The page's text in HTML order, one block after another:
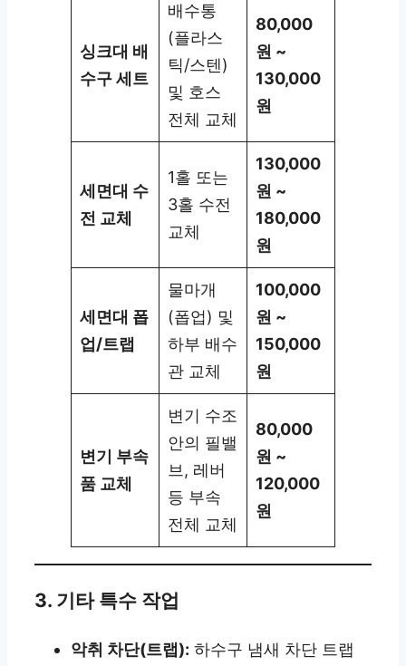
싱크대 배
수구 세트
배수통
(플라스
틱/스텐)
및 호스
전체 교체
80,000
원 ~
130,000
원
세면대 수
전 교체
1홀 또는
3홀 수전
교체
130,000
원 ~
180,000
원
세면대 폽
업/트랩
물마개
(폽업) 및
하부 배수
관 교체
100,000
원 ~
150,000
원
변기 부속
품 교체
변기 수조
안의 필밸
브, 레버
등 부속
전체 교체
80,000
원 ~
120,000
원
3. 기타 특수 작업
악취 차단(트랩): 하수구 냄새 차단 트랩